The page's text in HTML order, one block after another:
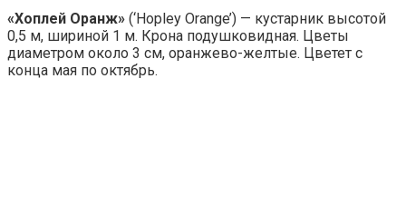
«Хоплей Оранж» (‘Hopley Orange’) — кустарник высотой
0,5 м, шириной 1 м. Крона подушковидная. Цветы
диаметром около 3 см, оранжево-желтые. Цветет с
конца мая по октябрь.